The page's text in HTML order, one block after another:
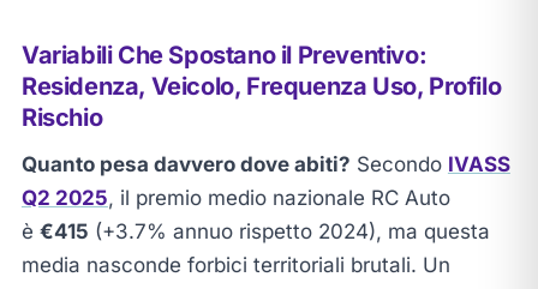
Variabili Che Spostano il Preventivo:
Residenza, Veicolo, Frequenza Uso, Profilo
Rischio
Quanto pesa davvero dove abiti? Secondo IVASS
Q2 2025, il premio medio nazionale RC Auto
è €415 (+3.7% annuo rispetto 2024), ma questa
media nasconde forbici territoriali brutali. Un